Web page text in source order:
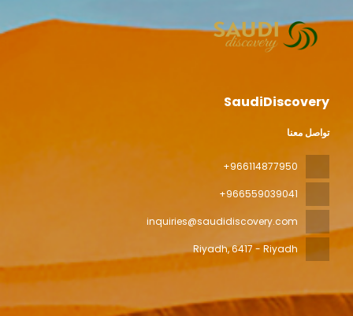
SaudiDiscovery
تواصل معنا
+966114877950
+966559039041
inquiries@saudidiscovery.com
Riyadh, 6417 - Riyadh